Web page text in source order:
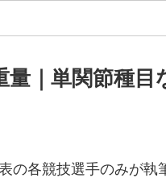
｜単関節種
の各競技選手のみが執